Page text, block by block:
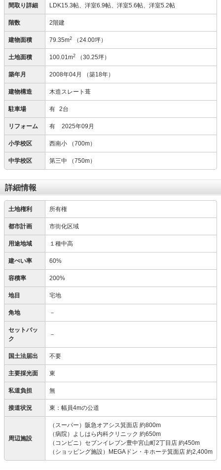
間取り詳細 LDK15.3帖、洋室6.9帖、洋室5.6帖、洋室5.2帖
階数 2階建
建物面積 79.35m2 （24.00坪）
土地面積 100.01m2 （30.25坪）
築年月 2008年04月 （築18年）
建物構造 木造スレート葺
駐車場 有 2台
リフォーム 有 2025年09月
小学校区 西南小 （700m）
中学校区 第三中 （750m）
詳細情報
土地権利 所有権
都市計画 市街化区域
用途地域 １種中高
建ぺい率 60%
容積率 200%
地目 宅地
角地 －
セットバッ
ク
－
国土法届出 不要
主要採光面 東
私道負担 無
接道状況 東：幅員4mの公道
周辺施設
（スーパー）阪急オアシス箕面店 約800m
（病院）よしはら内科クリニック 約650m
（コンビニ）セブンイレブン豊中宮山町2丁目店 約450m
（ショッピング施設）MEGAドン・キホーテ箕面店 約2,400m